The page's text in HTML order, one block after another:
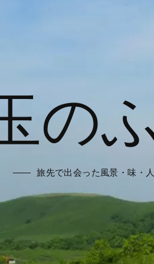
の
旅先で出会った風景・味・